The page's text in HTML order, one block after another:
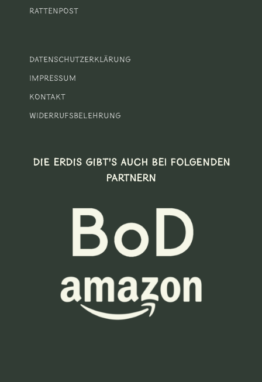
Rattenpost
Datenschutzerklärung
Impressum
Kontakt
Widerrufsbelehrung
DIE ERDIS GIBT’S AUCH BEI FOLGENDEN
PARTNERN